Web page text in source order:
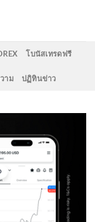
โบนัสเทรดฟรี
าม ปฏิทินข่าว